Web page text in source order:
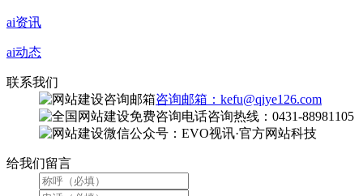
ai资讯
ai动态
联系我们
咨询邮箱：kefu@qiye126.com
咨询热线：0431-88981105
微信公众号：EVO视讯·官方网站科技
给我们留言